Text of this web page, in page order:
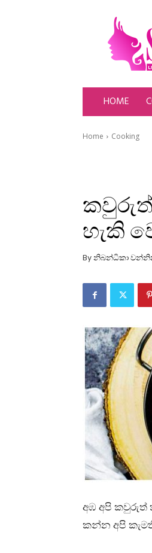
HOME
Home Cooking
කවුරුත්
හැකි
By නිබන්ධිකා
අඹ අපි කවුරුත්
කන්න අපි